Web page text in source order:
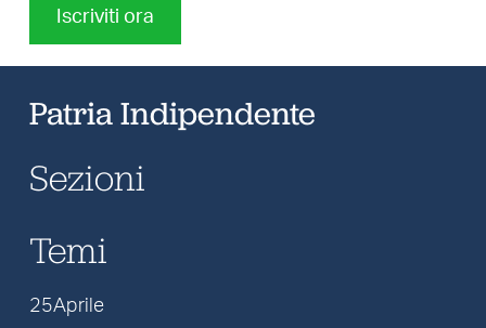
Iscriviti ora
Patria Indipendente
Sezioni
Temi
25Aprile